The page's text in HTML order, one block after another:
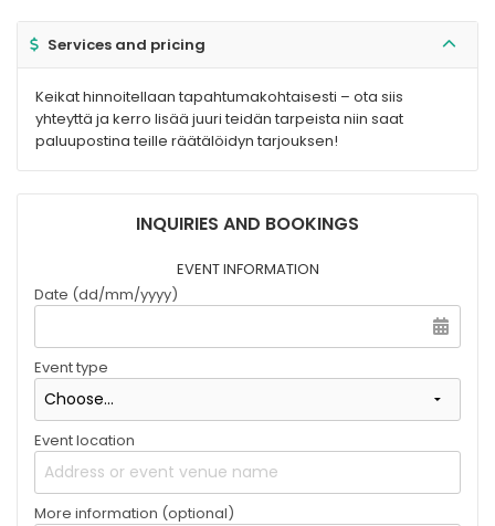
Services and pricing
Keikat hinnoitellaan tapahtumakohtaisesti – ota siis
yhteyttä ja kerro lisää juuri teidän tarpeista niin saat
paluupostina teille räätälöidyn tarjouksen!
INQUIRIES AND BOOKINGS
EVENT INFORMATION
Date (dd/mm/yyyy)
Event type
Event location
More information (optional)